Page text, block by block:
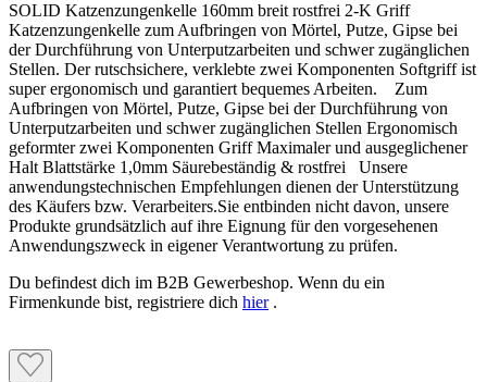
SOLID Katzenzungenkelle 160mm breit rostfrei 2-K Griff
Katzenzungenkelle zum Aufbringen von Mörtel, Putze, Gipse bei
der Durchführung von Unterputzarbeiten und schwer zugänglichen
Stellen. Der rutschsichere, verklebte zwei Komponenten Softgriff ist
super ergonomisch und garantiert bequemes Arbeiten. Zum
Aufbringen von Mörtel, Putze, Gipse bei der Durchführung von
Unterputzarbeiten und schwer zugänglichen Stellen Ergonomisch
geformter zwei Komponenten Griff Maximaler und ausgeglichener
Halt Blattstärke 1,0mm Säurebeständig & rostfrei Unsere
anwendungstechnischen Empfehlungen dienen der Unterstützung
des Käufers bzw. Verarbeiters.Sie entbinden nicht davon, unsere
Produkte grundsätzlich auf ihre Eignung für den vorgesehenen
Anwendungszweck in eigener Verantwortung zu prüfen.
Du befindest dich im B2B Gewerbeshop. Wenn du ein
Firmenkunde bist, registriere dich hier.